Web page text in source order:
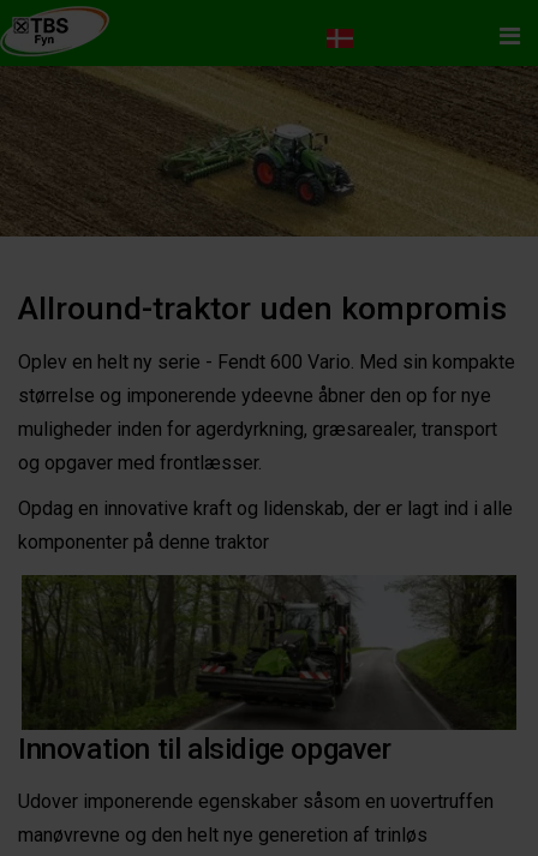
Allround-traktor uden kompromis
Oplev en helt ny serie - Fendt 600 Vario. Med sin kompakte
størrelse og imponerende ydeevne åbner den op for nye
muligheder inden for agerdyrkning, græsarealer, transport
og opgaver med frontlæsser.
Opdag en innovative kraft og lidenskab, der er lagt ind i alle
komponenter på denne traktor
Innovation til alsidige opgaver
Udover imponerende egenskaber såsom en uovertruffen
manøvrevne og den helt nye generetion af trinløs